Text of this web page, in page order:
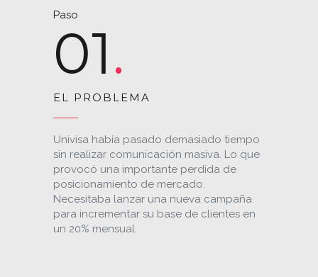
Paso
01
EL PROBLEMA
Univisa había pasado demasiado tiempo
sin realizar comunicación masiva. Lo que
provocó una importante perdida de
posicionamiento de mercado.
Necesitaba lanzar una nueva campaña
para incrementar su base de clientes en
un 20% mensual.